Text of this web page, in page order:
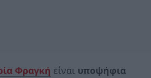
Φραγκή είναι υποψήφια